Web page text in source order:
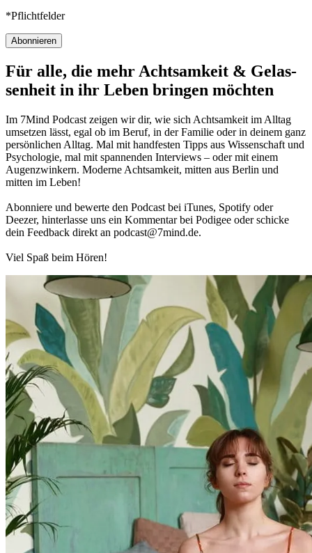
*Pflichtfelder
Abonnieren
Für alle, die mehr Acht­sam­keit & Gelas­
sen­heit in ihr Leben brin­gen möch­ten
Im 7Mind Pod­cast zeigen wir dir, wie sich Acht­sam­keit im Alltag
umset­zen lässt, egal ob im Beruf, in der Fami­lie oder in deinem ganz
per­sön­li­chen Alltag. Mal mit hand­fes­ten Tipps aus Wis­sen­schaft und
Psy­cho­lo­gie, mal mit spannenden Interviews – oder mit einem
Augen­zwin­kern. Moderne Acht­sam­keit, mitten aus Berlin und
mitten im Leben!
Abon­niere und bewerte den Pod­cast bei iTunes, Spo­tify oder
Deezer, hin­ter­lasse uns ein Kom­men­tar bei Podigee oder schi­cke
dein Feed­back direkt an podcast@​7​mind.​de.
Viel Spaß beim Hören!